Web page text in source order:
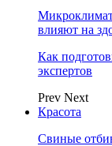
Микроклимат
влияют на
Как
экспертов
Prev Next
Красота
Свиные